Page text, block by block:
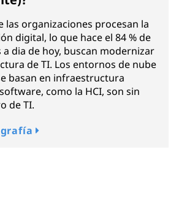
las organizaciones procesan la
digital, lo que hace el 84 % de
a dia de hoy, buscan modernizar
de TI. Los entornos de nube
basan en infraestructura
como la HCI, son sin
de TI.